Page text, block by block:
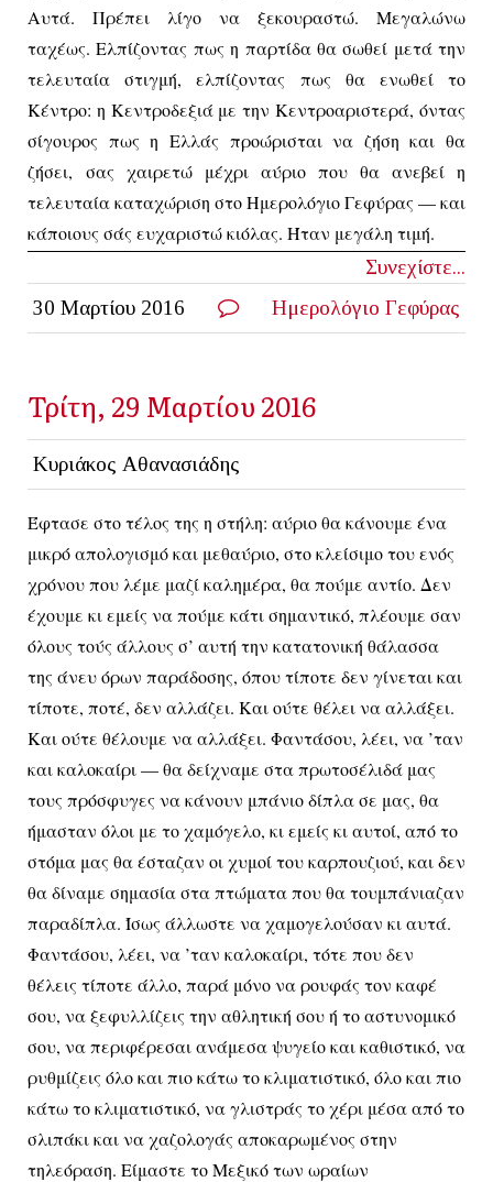
Αυτά. Πρέπει λίγο να ξεκουραστώ. Μεγαλώνω
ταχέως. Ελπίζοντας πως η παρτίδα θα σωθεί μετά την
τελευταία στιγμή, ελπίζοντας πως θα ενωθεί το
Κέντρο: η Κεντροδεξιά με την Κεντροαριστερά, όντας
σίγουρος πως η Ελλάς προώρισται να ζήση και θα
ζήσει, σας χαιρετώ μέχρι αύριο που θα ανεβεί η
τελευταία καταχώριση στο Ημερολόγιο Γεφύρας — και
κάποιους σάς ευχαριστώ κιόλας. Ήταν μεγάλη τιμή.
Συνεχίστε...
30 Μαρτίου 2016
Ημερολόγιο Γεφύρας
Τρίτη, 29 Μαρτίου 2016
Κυριάκος Αθανασιάδης
Έφτασε στο τέλος της η στήλη: αύριο θα κάνουμε ένα
μικρό απολογισμό και μεθαύριο, στο κλείσιμο του ενός
χρόνου που λέμε μαζί καλημέρα, θα πούμε αντίο. Δεν
έχουμε κι εμείς να πούμε κάτι σημαντικό, πλέουμε σαν
όλους τούς άλλους σ’ αυτή την κατατονική θάλασσα
της άνευ όρων παράδοσης, όπου τίποτε δεν γίνεται και
τίποτε, ποτέ, δεν αλλάζει. Και ούτε θέλει να αλλάξει.
Και ούτε θέλουμε να αλλάξει. Φαντάσου, λέει, να ’ταν
και καλοκαίρι — θα δείχναμε στα πρωτοσέλιδά μας
τους πρόσφυγες να κάνουν μπάνιο δίπλα σε μας, θα
ήμασταν όλοι με το χαμόγελο, κι εμείς κι αυτοί, από το
στόμα μας θα έσταζαν οι χυμοί του καρπουζιού, και δεν
θα δίναμε σημασία στα πτώματα που θα τουμπάνιαζαν
παραδίπλα. Ίσως άλλωστε να χαμογελούσαν κι αυτά.
Φαντάσου, λέει, να ’ταν καλοκαίρι, τότε που δεν
θέλεις τίποτε άλλο, παρά μόνο να ρουφάς τον καφέ
σου, να ξεφυλλίζεις την αθλητική σου ή το αστυνομικό
σου, να περιφέρεσαι ανάμεσα ψυγείο και καθιστικό, να
ρυθμίζεις όλο και πιο κάτω το κλιματιστικό, όλο και πιο
κάτω το κλιματιστικό, να γλιστράς το χέρι μέσα από το
σλιπάκι και να χαζολογάς αποκαρωμένος στην
τηλεόραση. Είμαστε το Μεξικό των ωραίων